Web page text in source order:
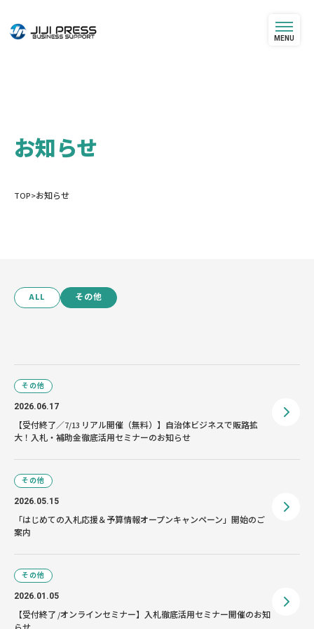
MENU
お知らせ
TOP>お知らせ
ALL その他
その他
2026.06.17
【受付終了／7/13 リアル開催（無料）】自治体ビジネスで販路拡
大！入札・補助金徹底活用セミナーのお知らせ
その他
2026.05.15
「はじめての入札応援＆予算情報オープンキャンペーン」開始のご
案内
その他
2026.01.05
【受付終了 /オンラインセミナー】入札徹底活用セミナー開催のお知